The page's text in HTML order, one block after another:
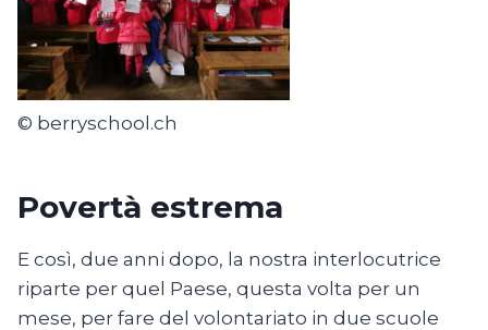
© berryschool.ch
Povertà estrema
E così, due anni dopo, la nostra interlocutrice
riparte per quel Paese, questa volta per un
mese, per fare del volontariato in due scuole